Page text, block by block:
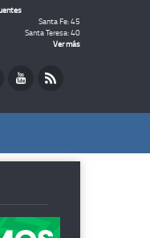
Santa Fe: 45
Santa Teresa: 40
Ver más